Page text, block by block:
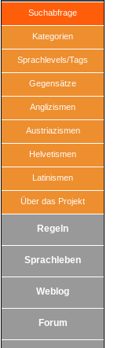
Suchabfrage
Kategorien
Sprachlevels/Tags
Gegensätze
Anglizismen
Austriazismen
Helvetismen
Latinismen
Über das Projekt
Regeln
Sprachleben
Weblog
Forum